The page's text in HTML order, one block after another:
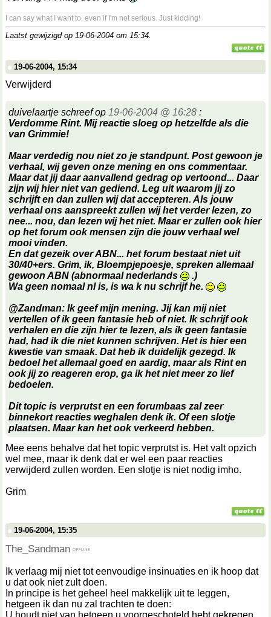
I can say what I want to, even if I'm not serious. Just kidding!
Laatst gewijzigd op 19-06-2004 om 15:34.
19-06-2004, 15:34
Verwijderd
duivelaartje schreef op 19-06-2004 @ 16:28 :
Verdomme Rint. Mij reactie sloeg op hetzelfde als die
van Grimmie!
Maar verdedig nou niet zo je standpunt. Post gewoon je
verhaal, wij geven onze mening en ons commentaar.
Maar dat jij daar aanvallend gedrag op vertoond... Daar
zijn wij hier niet van gediend. Leg uit waarom jij zo
schrijft en dan zullen wij dat accepteren. Als jouw
verhaal ons aanspreekt zullen wij het verder lezen, zo
nee... nou, dan lezen wij het niet. Maar er zullen ook hier
op het forum ook mensen zijn die jouw verhaal wel
mooi vinden.
En dat gezeik over ABN... het forum bestaat niet uit
30/40+ers. Grim, ik, Bloempjepoesje, spreken allemaal
gewoon ABN (abnormaal nederlands
.)
Wa geen nomaal nl is, is wa k nu schrijf he.
@Zandman: Ik geef mijn mening. Jij kan mij niet
vertellen of ik geen fantasie heb of niet. Ik schrijf ook
verhalen en die zijn hier te lezen, als ik geen fantasie
had, had ik die niet kunnen schrijven. Het is hier een
kwestie van smaak. Dat heb ik duidelijk gezegd. Ik
bedoel het allemaal goed en aardig, maar als Rint en
ook jij zo reageren erop, ga ik het niet meer zo lief
bedoelen.
Dit topic is verprutst en een forumbaas zal zeer
binnekort reacties weghalen denk ik. Of een slotje
plaatsen. Maar kan het ook verkeerd hebben.
Mee eens behalve dat het topic verprutst is. Het valt opzich
wel mee, maar ik denk dat er wel een paar reacties
verwijderd zullen worden. Een slotje is niet nodig imho.
Grim
19-06-2004, 15:35
The_Sandman
Ik verlaag mij niet tot eenvoudige insinuaties en ik hoop dat
u dat ook niet zult doen.
In principe is het geheel heel makkelijk uit te leggen,
hetgeen ik dan nu zal trachten te doen:
U houdt niet van hetgeen u voorgeschoteld hebt gekregen,